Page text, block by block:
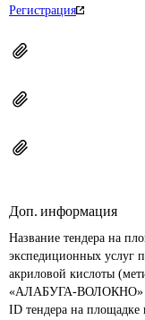
Регистрация
Доп. информация
Название тендера на
экспедиционных услуг
акриловой кислоты
«АЛАБУГА-ВОЛОКНО»
ID тендера на площадке